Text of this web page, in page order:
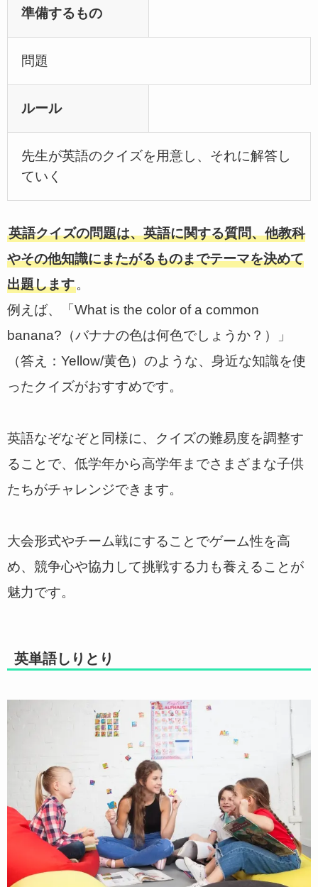
準備するもの
問題
ルール
先生が英語のクイズを用意し、それに解答し
ていく
英語クイズの問題は、英語に関する質問、他教科
やその他知識にまたがるものまでテーマを決めて
出題します。
例えば、「What is the color of a common
banana?（バナナの色は何色でしょうか？）」
（答え：Yellow/黄色）のような、身近な知識を使
ったクイズがおすすめです。
英語なぞなぞと同様に、クイズの難易度を調整す
ることで、低学年から高学年までさまざまな子供
たちがチャレンジできます。
大会形式やチーム戦にすることでゲーム性を高
め、競争心や協力して挑戦する力も養えることが
魅力です。
英単語しりとり